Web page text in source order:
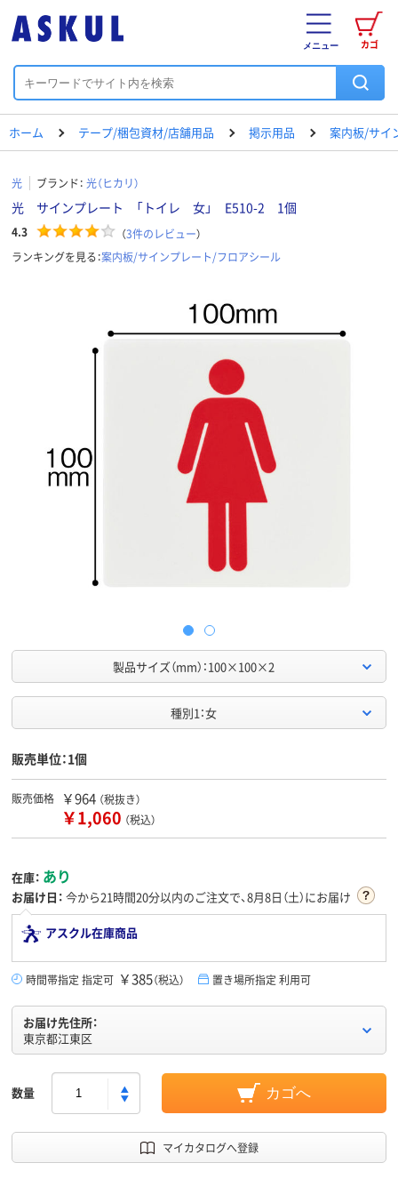
カゴ
メニュー
ホーム テープ/梱包資材/店舗用品 掲示用品 案内板/サイ
光 ブランド： 光（ヒカリ）
光 サインプレート 「トイレ 女」 E510-2 1個
4.3 （3件のレビュー）
ランキングを見る：案内板/サインプレート/フロアシール
製品サイズ（mm）：100×100×2
種別1：女
販売単位：1個
販売価格 ￥964 （税抜き）
￥1,060 （税込）
在庫： あり
お届け日： 今から21時間20分以内のご注文で、8月8日（土）にお届け
アスクル在庫商品
時間帯指定 指定可 ￥385（税込） 置き場所指定 利用可
お届け先住所：
東京都江東区
数量 カゴへ
マイカタログへ登録